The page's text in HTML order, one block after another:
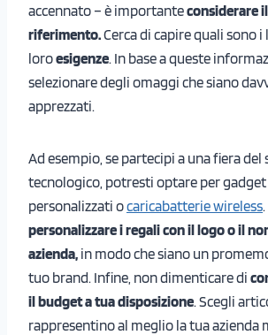
accennato – è importanteconsiderare
riferimento.Cerca di capire quali sono i
loroesigenze. In base a queste
selezionare degli omaggi che siano
apprezzati.
Ad esempio, se partecipi a una fiera del
tecnologico, potresti optare per gadget
personalizzati ocaricabatterie wireless
personalizzare i regali con il logo o il
azienda, in modo che siano un
tuo brand. Infine, non dimenticare di
il budget a tua disposizione. Scegli
rappresentino al meglio la tua azienda